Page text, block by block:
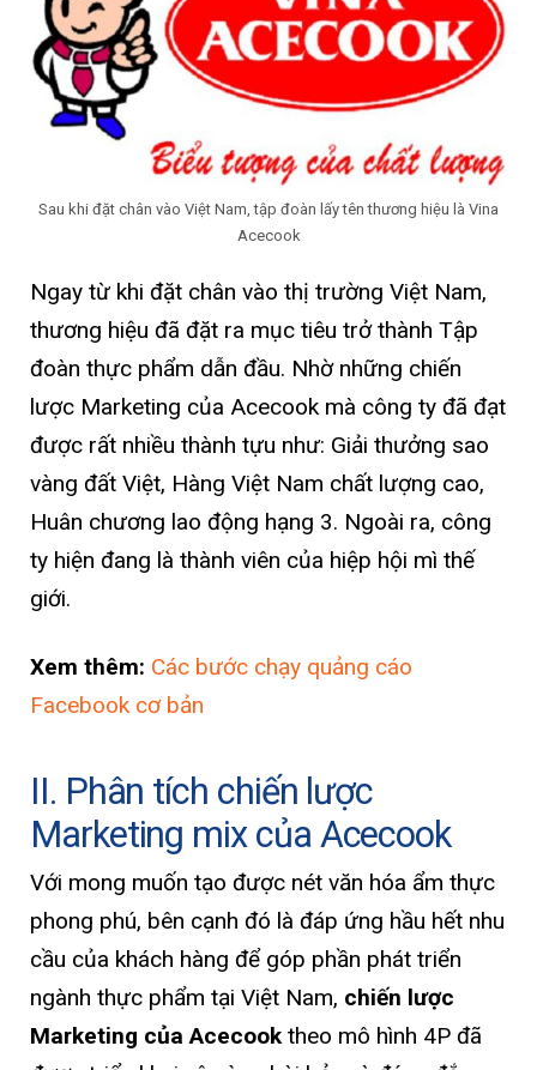
Sau khi đặt chân vào Việt Nam, tập đoàn lấy tên thương hiệu là Vina
Acecook
Ngay từ khi đặt chân vào thị trường Việt Nam,
thương hiệu đã đặt ra mục tiêu trở thành Tập
đoàn thực phẩm dẫn đầu. Nhờ những chiến
lược Marketing của Acecook mà công ty đã đạt
được rất nhiều thành tựu như: Giải thưởng sao
vàng đất Việt, Hàng Việt Nam chất lượng cao,
Huân chương lao động hạng 3. Ngoài ra, công
ty hiện đang là thành viên của hiệp hội mì thế
giới.
Xem thêm: Các bước chạy quảng cáo
Facebook cơ bản
II. Phân tích chiến lược
Marketing mix của Acecook
Với mong muốn tạo được nét văn hóa ẩm thực
phong phú, bên cạnh đó là đáp ứng hầu hết nhu
cầu của khách hàng để góp phần phát triển
ngành thực phẩm tại Việt Nam, chiến lược
Marketing của Acecooktheo mô hình 4P đã